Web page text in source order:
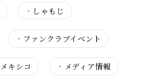
・ しゃもじ
・ ファンクラブイベント
メキシコ ・ メディア情報